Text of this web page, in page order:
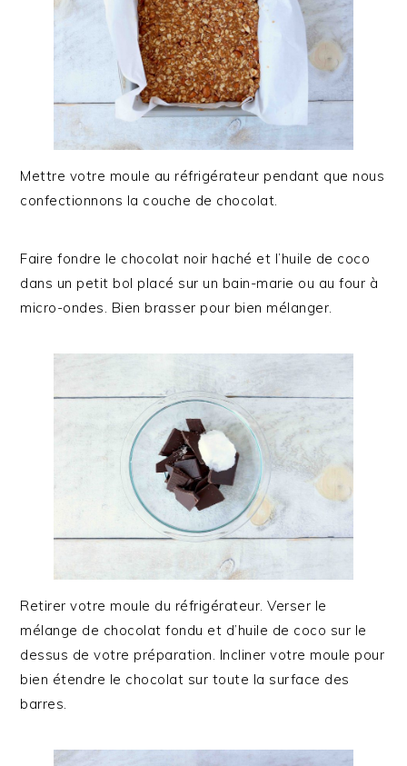
Mettre votre moule au réfrigérateur pendant que nous
confectionnons la couche de chocolat.
Faire fondre le chocolat noir haché et l’huile de coco
dans un petit bol placé sur un bain-marie ou au four à
micro-ondes. Bien brasser pour bien mélanger.
Retirer votre moule du réfrigérateur. Verser le
mélange de chocolat fondu et d’huile de coco sur le
dessus de votre préparation. Incliner votre moule pour
bien étendre le chocolat sur toute la surface des
barres.